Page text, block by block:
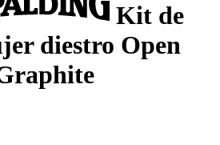
Kit de
diestro Open